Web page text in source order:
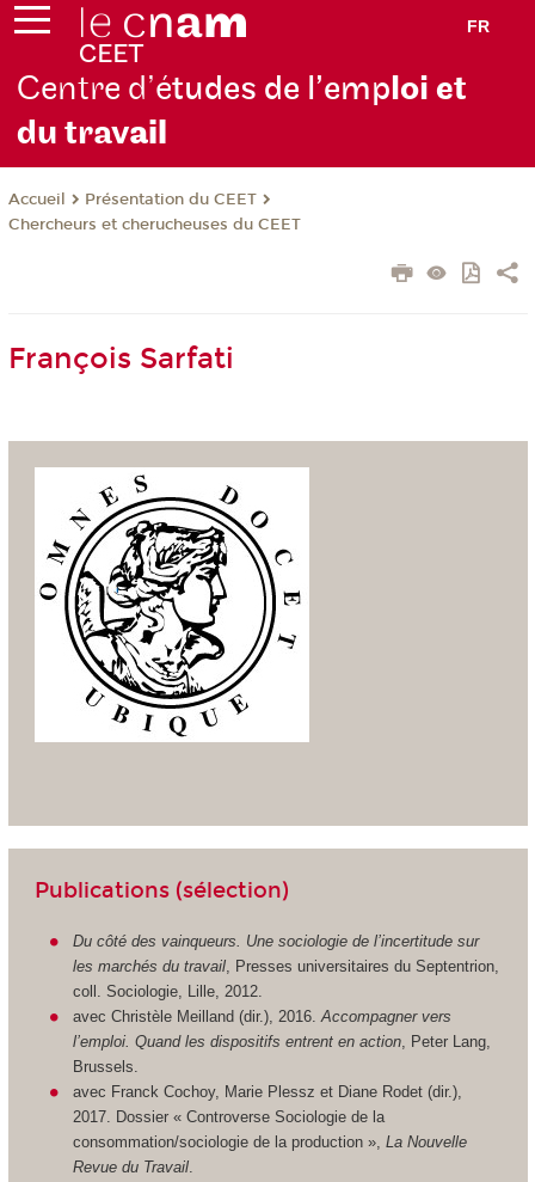
FR
Centre d’études de l’emploi et
du travail
Accueil
Présentation du CEET
Chercheurs et cherucheuses du CEET
François Sarfati
Publications (sélection)
Du côté des vainqueurs. Une sociologie de l’incertitude sur
les marchés du travail, Presses universitaires du Septentrion,
coll. Sociologie, Lille, 2012.
avec Christèle Meilland (dir.), 2016.Accompagner vers
l’emploi. Quand les dispositifs entrent en action, Peter Lang,
Brussels.
avec Franck Cochoy, Marie Plessz et Diane Rodet (dir.),
2017. Dossier « Controverse Sociologie de la
consommation/sociologie de la production »,La Nouvelle
Revue du Travail.